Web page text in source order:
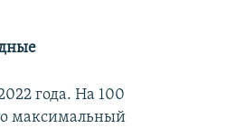
года. На 100
максимальный